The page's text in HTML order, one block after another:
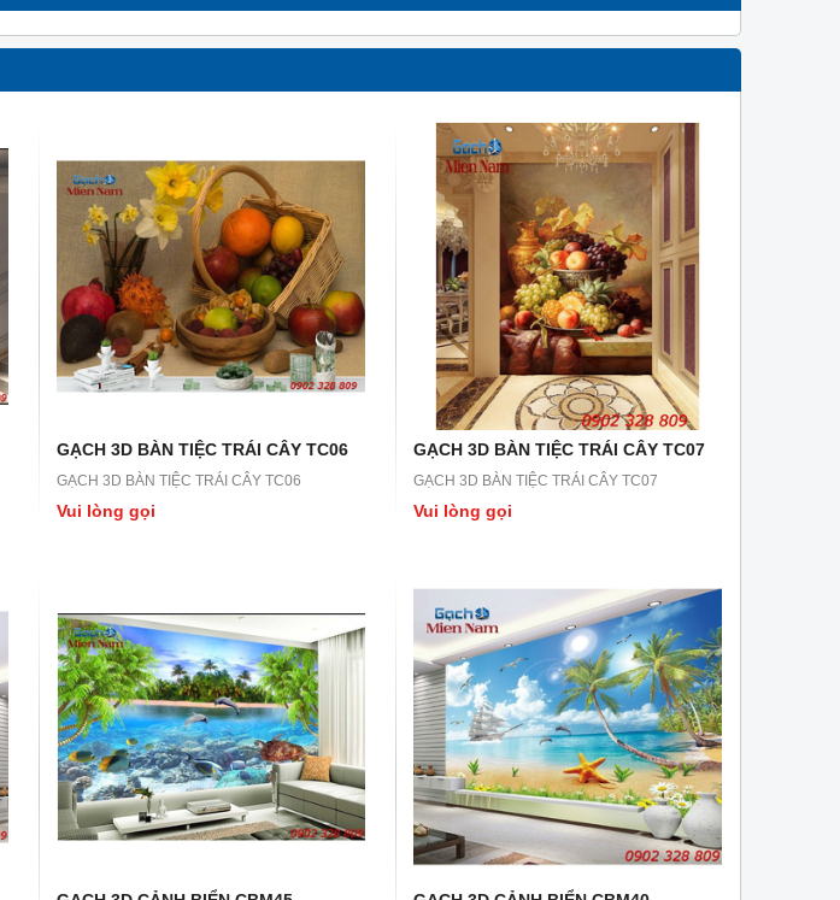
GẠCH 3D BÀN TIỆC TRÁI CÂY TC06
GẠCH 3D BÀN TIỆC TRÁI CÂY TC06
Vui lòng gọi
GẠCH 3D BÀN TIỆC TRÁI CÂY TC07
GẠCH 3D BÀN TIỆC TRÁI CÂY TC07
Vui lòng gọi